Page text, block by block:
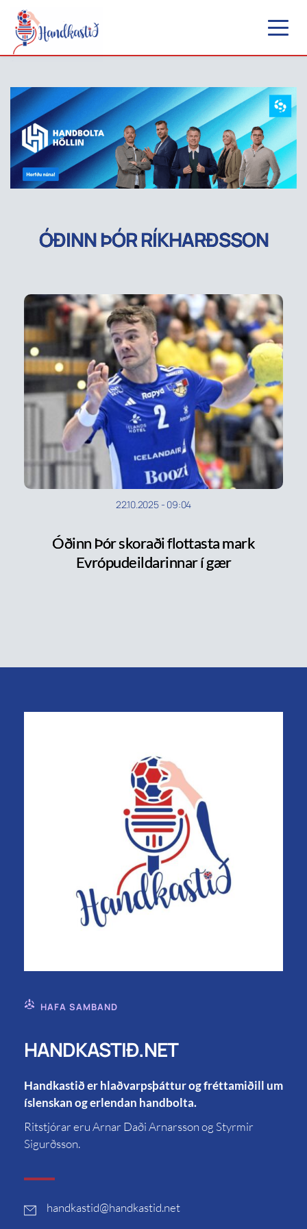
ÓÐINN ÞÓR RÍKHARÐSSON
22.10.2025- 09:04
Óðinn Þór skoraði flottasta mark
Evrópudeildarinnar í gær
HAFA SAMBAND
HANDKASTIÐ.NET
Handkastið er hlaðvarpsþáttur og fréttamiðill um
íslenskan og erlendan handbolta.
Ritstjórar eru Arnar Daði Arnarsson og Styrmir
Sigurðsson.
handkastid@handkastid.net